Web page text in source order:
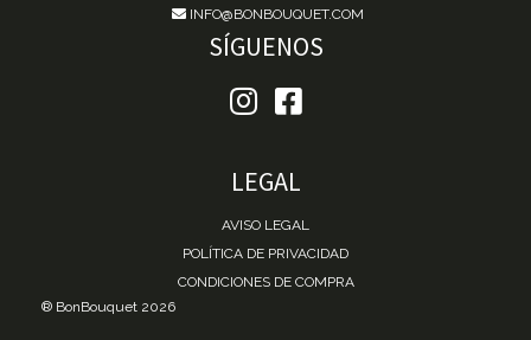
INFO@BONBOUQUET.COM
SÍGUENOS
LEGAL
AVISO LEGAL
POLÍTICA DE PRIVACIDAD
CONDICIONES DE COMPRA
® BonBouquet 2026